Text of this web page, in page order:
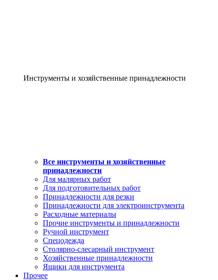
Инструменты и хозяйственные принадлежности
Все инструменты и хозяйственные
принадлежности
Для малярных работ
Для подготовительных работ
Принадлежности для резки
Принадлежности для электроинструмента
Расходные материалы
Прочие инструменты и принадлежности
Ручной инструмент
Спецодежда
Столярно-слесарный инструмент
Хозяйственные принадлежности
Ящики для инструмента
Прочее